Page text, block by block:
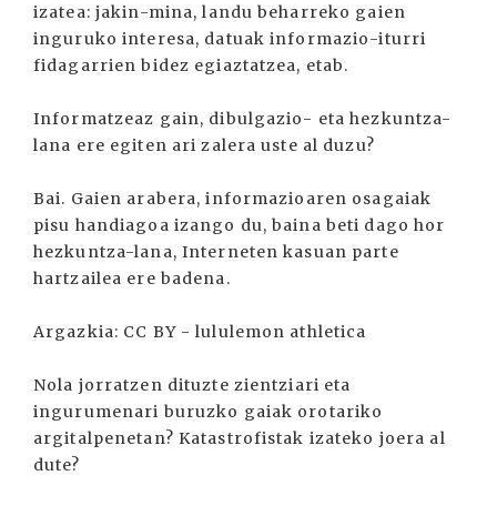
izatea: jakin-mina, landu beharreko gaien
inguruko interesa, datuak informazio-iturri
fidagarrien bidez egiaztatzea, etab.
Informatzeaz gain, dibulgazio- eta hezkuntza-
lana ere egiten ari zalera uste al duzu?
Bai. Gaien arabera, informazioaren osagaiak
pisu handiagoa izango du, baina beti dago hor
hezkuntza-lana, Interneten kasuan parte
hartzailea ere badena.
Argazkia: CC BY - lululemon athletica
Nola jorratzen dituzte zientziari eta
ingurumenari buruzko gaiak orotariko
argitalpenetan? Katastrofistak izateko joera al
dute?